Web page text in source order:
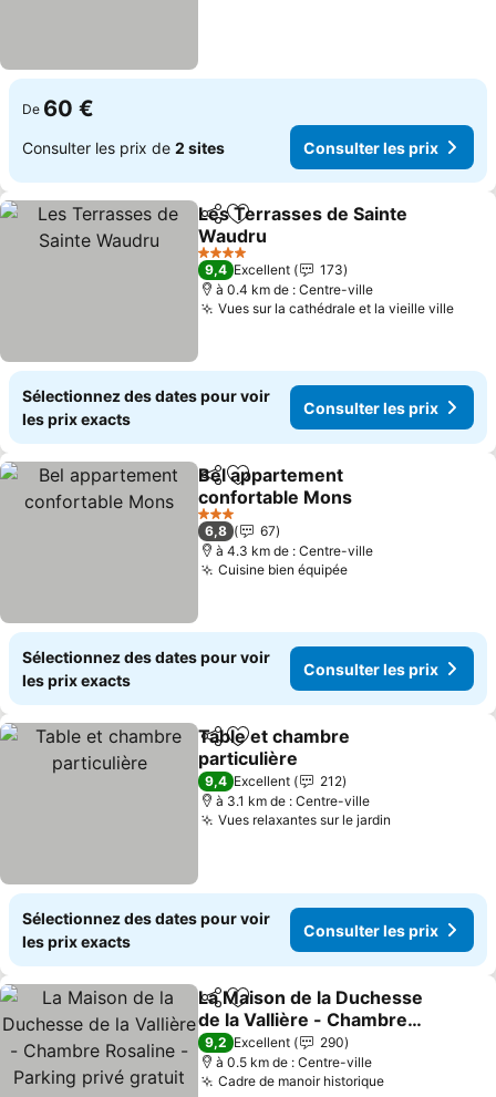
De 60 €
Consulter les prix de 2 sites Consulter les prix
PartagerAjouter à mes favoris
Les Terrasses de Sainte
Waudru
Consulter les prix
4 Étoiles
9,4 Excellent
173
à 0.4 km de : Centre-ville
Vues sur la cathédrale et la vieille ville
Sélectionnez des dates pour voir
les prix exacts
Consulter les prix
PartagerAjouter à mes favoris
Bel appartement
confortable Mons
Consulter les prix
3 Étoiles
6,8
67
à 4.3 km de : Centre-ville
Cuisine bien équipéeConsulter les prix
Sélectionnez des dates pour voir
les prix exacts
Consulter les prix
PartagerAjouter à mes favoris
Table et chambre
particulière
Consulter les prix
9,4 Excellent
212
à 3.1 km de : Centre-ville
Vues relaxantes sur le jardin
Sélectionnez des dates pour voir
les prix exacts
Consulter les prix
PartagerAjouter à mes favoris
La Maison de la Duchesse
de la Vallière - Chambre
Rosaline - Parking privé
gratuit
Consulter les prix
9,2 Excellent
290
à 0.5 km de : Centre-ville
Cadre de manoir historiqueConsulter